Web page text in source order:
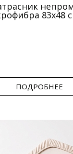
83х48
ПОДРОБНЕЕ